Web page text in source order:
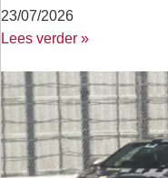
23/07/2026
Lees verder »